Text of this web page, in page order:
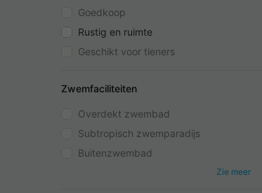
Goedkoop
Rustig en ruimte
Geschikt voor tieners
Zwemfaciliteiten
Overdekt zwembad
Subtropisch zwemparadijs
Buitenzwembad
Zie meer